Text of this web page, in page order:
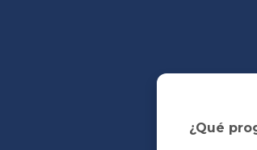
¿Qué